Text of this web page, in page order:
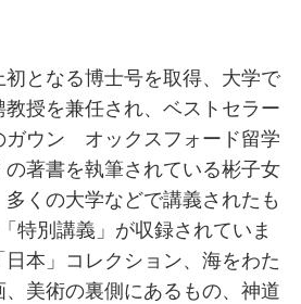
となる博士号を取得、大学で
授を兼任され、ベストセラー
ガウン オックスフォード留学
著書を執筆されている彬子女
くの大学などで講義されたも
特別講義」が収録されていま
本」コレクション、海をわた
美術の裏側にあるもの、神道